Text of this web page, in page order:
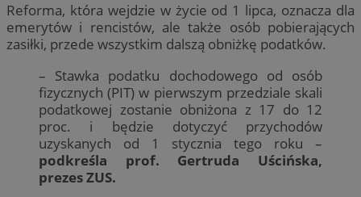
Reforma, która wejdzie w życie od 1 lipca, oznacza dla
emerytów i rencistów, ale także osób pobierających
zasiłki, przede wszystkim dalszą obniżkę podatków.
– Stawka podatku dochodowego od osób
fizycznych (PIT) w pierwszym przedziale skali
podatkowej zostanie obniżona z 17 do 12
proc. i będzie dotyczyć przychodów
uzyskanych od 1 stycznia tego roku –
podkreśla prof. Gertruda Uścińska,
prezes ZUS.